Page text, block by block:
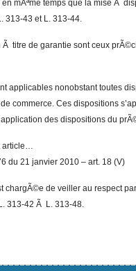
mÃªme temps que la mise Ã
313-43 et L. 313-44.
titre de garantie sont ceux
applicables nonobstant toutes
commerce. Ces dispositions
des dispositions du
article…
du 21 janvier 2010 – art. 18 (V)
chargÃ©e de veiller au respect
313-42 Ã L. 313-48.